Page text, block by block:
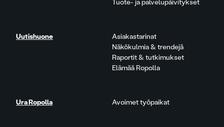
Tuote- ja palvelupäivitykset
Uutishuone
Asiakastarinat
Näkökulmia & trendejä
Raportit & tutkimukset
Elämää Ropolla
Ura Ropolla Avoimet työpaikat